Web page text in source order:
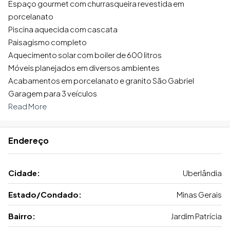
Espaço gourmet com churrasqueira revestida em
porcelanato
Piscina aquecida com cascata
Paisagismo completo
Aquecimento solar com boiler de 600 litros
Móveis planejados em diversos ambientes
Acabamentos em porcelanato e granito São Gabriel
Garagem para 3 veículos
Read More
Endereço
Cidade: Uberlândia
Estado/Condado: Minas Gerais
Bairro: Jardim Patrícia